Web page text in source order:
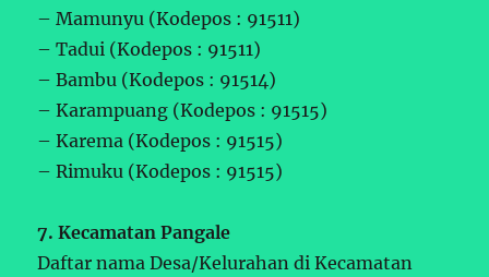
– Mamunyu (Kodepos : 91511)
– Tadui (Kodepos : 91511)
– Bambu (Kodepos : 91514)
– Karampuang (Kodepos : 91515)
– Karema (Kodepos : 91515)
– Rimuku (Kodepos : 91515)
7. Kecamatan Pangale
Daftar nama Desa/Kelurahan di Kecamatan